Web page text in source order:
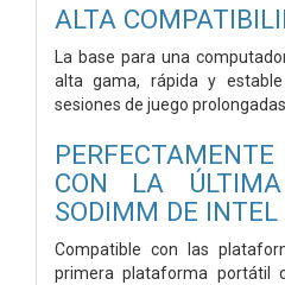
ALTA
La base para una
alta gama, rápida y
sesiones de juego prolongadas.
CON LA ÚLTIMA
SODIMM DE INTEL
Compatible con las
primera plataforma portátil